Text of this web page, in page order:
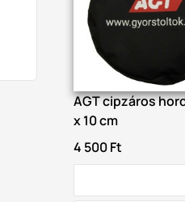
AGT cipzáros
x 10 cm
4 500 Ft